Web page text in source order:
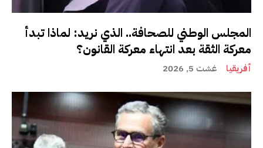
المجلس الوطني للصحافة.. الذي نريد: لماذا تبدأ
معركة الثقة بعد انتهاء معركة القانون؟
أفريقيا غشت 5, 2026